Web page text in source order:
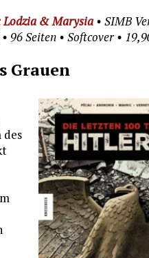
Lodzia & Marysia• SIMB
96 Seiten • Softcover •
Grauen